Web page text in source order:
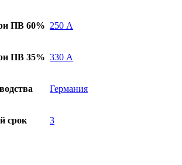
ПВ 60% 250 А
ПВ 35% 330 А
Германия
срок 3